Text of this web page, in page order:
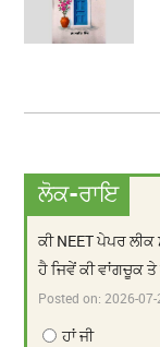
ਲੋਕ-ਰਾਇ
ਕੀ NEET ਪੇਪਰ
ਹੈ ਜਿਵੇਂ ਕੀ ਵਾਂਗਚੂਕ
Posted on:2026-07-
ਹਾਂ ਜੀ